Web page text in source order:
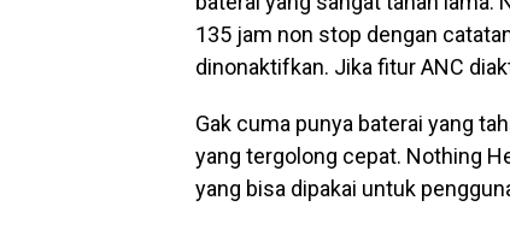
135 jam non stop dengan
dinonaktifkan. Jika fitur ANC
Gak cuma punya baterai yang
yang tergolong cepat. Nothing
yang bisa dipakai untuk